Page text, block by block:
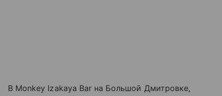
В Monkey Izakaya Bar на Большой Дмитровке,